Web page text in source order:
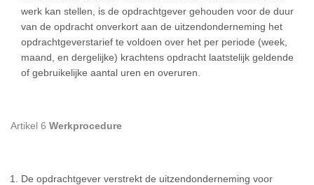
werk kan stellen, is de opdrachtgever gehouden voor de duur
van de opdracht onverkort aan de uitzendonderneming het
opdrachtgeverstarief te voldoen over het per periode (week,
maand, en dergelijke) krachtens opdracht laatstelijk geldende
of gebruikelijke aantal uren en overuren.
Artikel 6 Werkprocedure
De opdrachtgever verstrekt de uitzendonderneming voor